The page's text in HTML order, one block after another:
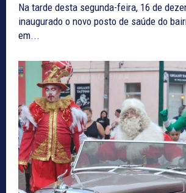
Na tarde desta segunda-feira, 16 de
inaugurado o novo posto de saúde do
em...